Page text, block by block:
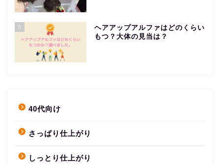
5
ヘアアップアルファはどのくらい
もつ？大体の見当は？
40代向け
さっぱり仕上がり
しっとり仕上がり